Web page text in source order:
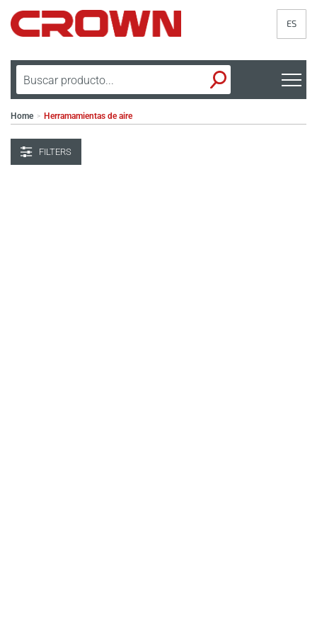
ES
Home > Herramamientas de aire
FILTERS